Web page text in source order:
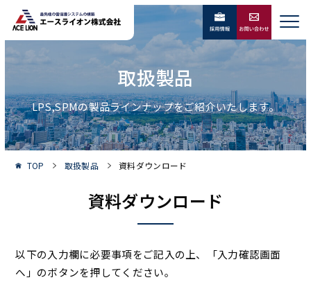
取扱製品
LPS,SPMの製品ラインナップをご紹介いたします。
TOP 取扱製品 資料ダウンロード
資料ダウンロード
以下の入力欄に必要事項をご記入の上、「入力確認画面
へ」のボタンを押してください。